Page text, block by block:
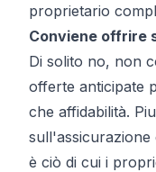
proprietario
Conviene offrire
Di solito no, non
offerte anticipate
che affidabilità.
è ciò di cui i